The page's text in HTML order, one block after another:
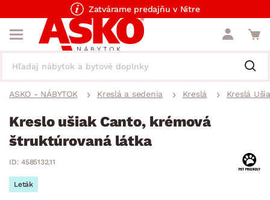
Zatvárame predajňu v Nitre
ASKO - NÁBYTOK Kreslá a sedenia Kreslá Kreslá
Kreslo ušiak Canto, krémová
štruktúrovaná látka
ID: 4585132.11
Leták